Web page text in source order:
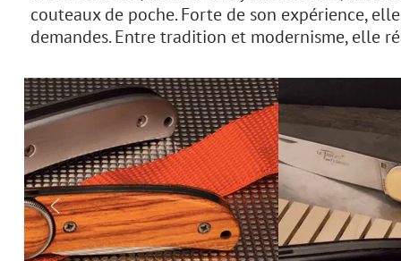
couteaux de poche. Forte de son expérience,
demandes. Entre tradition et modernisme, elle
